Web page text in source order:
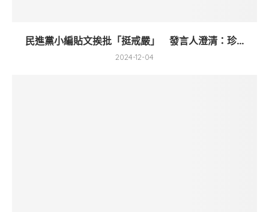
民進黨小編貼文挨批「挺戒嚴」 發言人澄清：珍...
2024-12-04